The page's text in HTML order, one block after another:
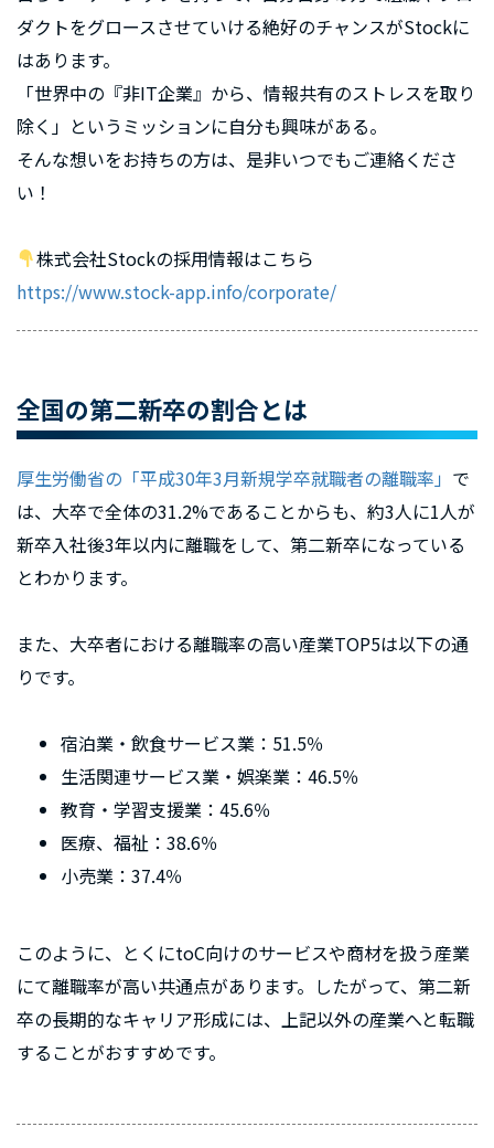
ダクトをグロースさせていける絶好のチャンスがStockに
はあります。
「世界中の『非IT企業』から、情報共有のストレスを取り
除く」というミッションに自分も興味がある。
そんな想いをお持ちの方は、是非いつでもご連絡くださ
い！
株式会社Stockの採用情報はこちら
https://www.stock-app.info/corporate/
全国の第二新卒の割合とは
厚生労働省の「平成30年3⽉新規学卒就職者の離職率」 で
は、大卒で全体の31.2%であることからも、約3人に1人が
新卒入社後3年以内に離職をして、第二新卒になっている
とわかります。
また、大卒者における離職率の高い産業TOP5は以下の通
りです。
宿泊業・飲食サービス業：51.5％
生活関連サービス業・娯楽業：46.5％
教育・学習支援業：45.6％
医療、福祉：38.6％
小売業：37.4％
このように、とくにtoC向けのサービスや商材を扱う産業
にて離職率が高い共通点があります。したがって、第二新
卒の長期的なキャリア形成には、上記以外の産業へと転職
することがおすすめです。